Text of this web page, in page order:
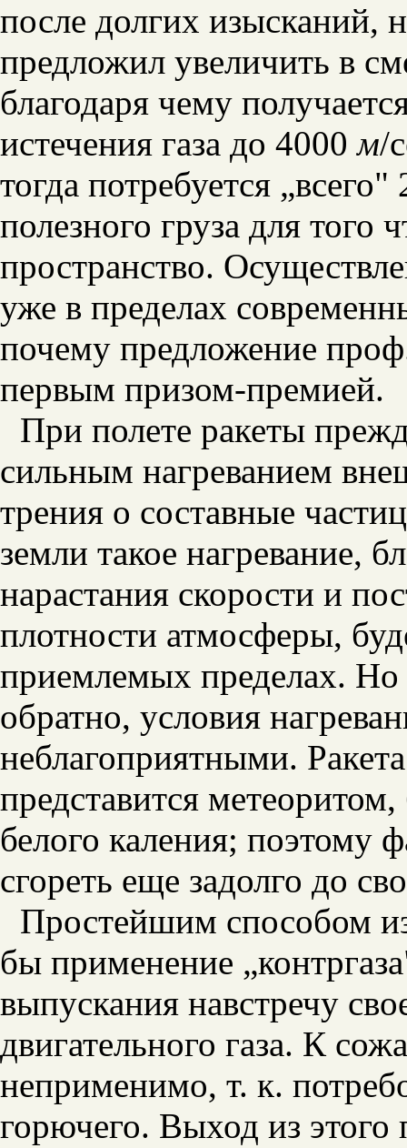
после долгих изысканий,
предложил увеличить в
благодаря чему
истечения газа до 4000м/
тогда потребуется
полезного груза для того
пространство.
уже в пределах
почему предложение
первым призом-премией.
При полете ракеты
сильным нагреванием
трения о составные
земли такое нагревание,
нарастания скорости и
плотности атмосферы,
приемлемых пределах.
обратно, условия
неблагоприятными.
представится
белого каления; поэтому
сгореть еще задолго до
Простейшим способом
бы применение
выпускания навстречу
двигательного газа. К
неприменимо, т. к.
горючего. Выход из